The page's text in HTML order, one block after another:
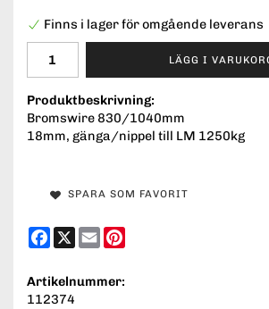
Finns i lager för omgående leverans
LÄGG I
Produktbeskrivning:
Bromswire 830/1040mm
18mm, gänga/nippel till LM 1250kg
SPARA SOM FAVORIT
Facebook
X Email
Artikelnummer:
112374